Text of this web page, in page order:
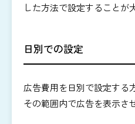
した方法で設定することが
日別での設定
広告費用を日別で設定する
その範囲内で広告を表示さ